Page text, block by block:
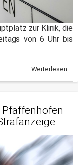
zur Klinik, die
von 6 Uhr bis
Weiterlesen ...
Pfaffenhofen